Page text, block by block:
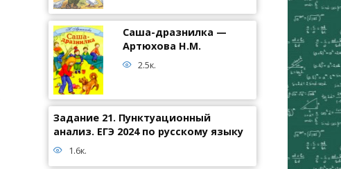
Саша-дразнилка —
Артюхова Н.М.
2.5к.
Задание 21. Пунктуационный
анализ. ЕГЭ 2024 по русскому языку
1.6к.